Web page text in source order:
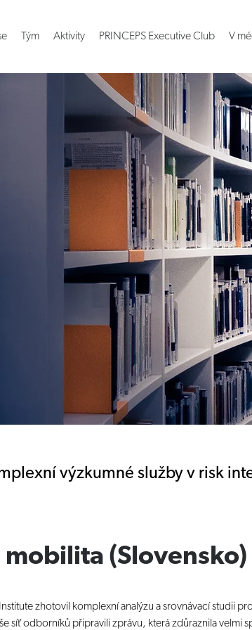
Tým Aktivity PRINCEPS Executive Club V
výzkumné služby v risk
mobilita (Slovensko)
zhotovil komplexní analýzu a srovnávací studii
síť odborníků připravili zprávu, která zdůraznila velmi